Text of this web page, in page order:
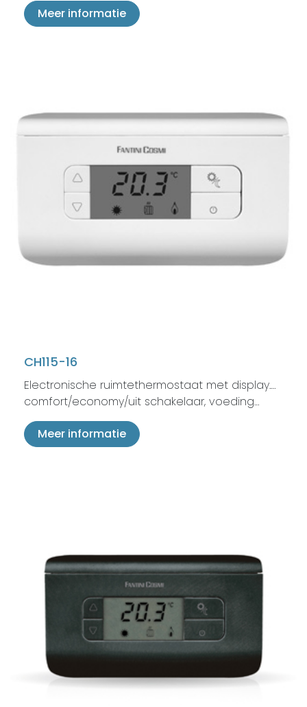
Meer informatie
CH115-16
Electronische ruimtethermostaat met display.…
comfort/economy/uit schakelaar, voeding…
Meer informatie